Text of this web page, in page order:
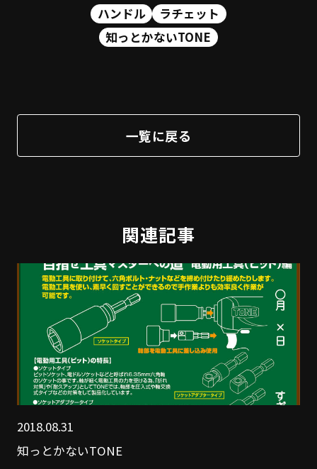
ハンドル
ラチェット
知っとかないTONE
一覧に戻る
関連記事
2018.08.31
知っとかないTONE